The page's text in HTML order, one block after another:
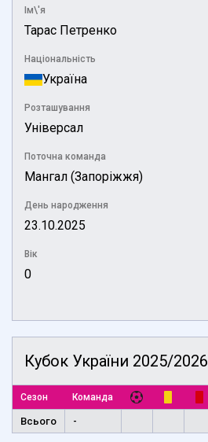
Ім\'я
Тарас Петренко
Національність
Україна
Розташування
Універсал
Поточна команда
Мангал (Запоріжжя)
День народження
23.10.2025
Вік
0
Кубок України 2025/2026
Сезон Команда
Всього -